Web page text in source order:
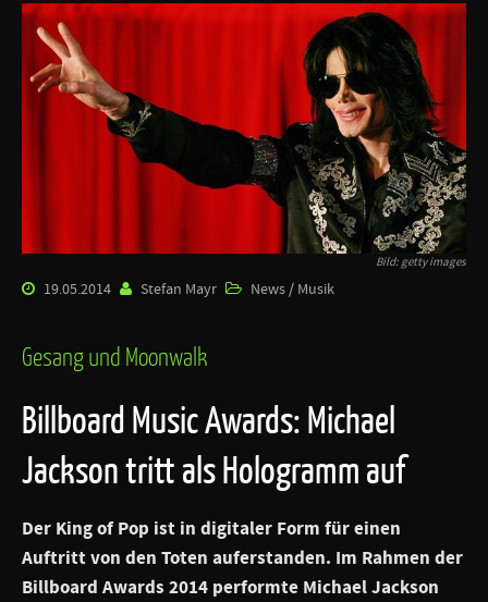
Bild: getty images
19.05.2014 Stefan Mayr News / Musik
Gesang und Moonwalk
Billboard Music Awards: Michael
Jackson tritt als Hologramm auf
Der King of Pop ist in digitaler Form für einen
Auftritt von den Toten auferstanden. Im Rahmen der
Billboard Awards 2014 performte Michael Jackson